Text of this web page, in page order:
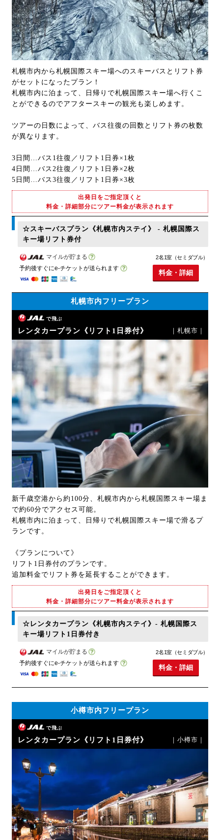
札幌市内から札幌国際スキー場へのスキーバスとリフト券
がセットになったプラン！
札幌市内に泊まって、日帰りで札幌国際スキー場へ行くこ
とができるのでアフタースキーの観光も楽しめます。
ツアーの日数によって、バス往復の回数とリフト券の枚数
が異なります。
3日間…バス1往復／リフト1日券×1枚
4日間…バス2往復／リフト1日券×2枚
5日間…バス3往復／リフト1日券×3枚
出発日をご指定頂くと
料金・詳細部分にツアー料金が表示されます
☆スキーバスプラン《札幌市内ステイ》 - 札幌国際ス
キー場リフト券付
マイルが貯まる
予約後すぐにe-チケットが送られます
2名1室（セミダブル）
料金・詳細
札幌市内フリープラン
で飛ぶ
レンタカープラン《リフト1日券付》 ｜札幌市｜
新千歳空港から約100分、札幌市内から札幌国際スキー場ま
で約60分でアクセス可能。
札幌市内に泊まって、日帰りで札幌国際スキー場で滑るプ
ランです。
《プランについて》
リフト1日券付のプランです。
追加料金でリフト券を延長することができます。
出発日をご指定頂くと
料金・詳細部分にツアー料金が表示されます
☆レンタカープラン《札幌市内ステイ》- 札幌国際ス
キー場リフト1日券付き
マイルが貯まる
予約後すぐにe-チケットが送られます
2名1室（セミダブル）
料金・詳細
小樽市内フリープラン
で飛ぶ
レンタカープラン《リフト1日券付》 ｜小樽市｜